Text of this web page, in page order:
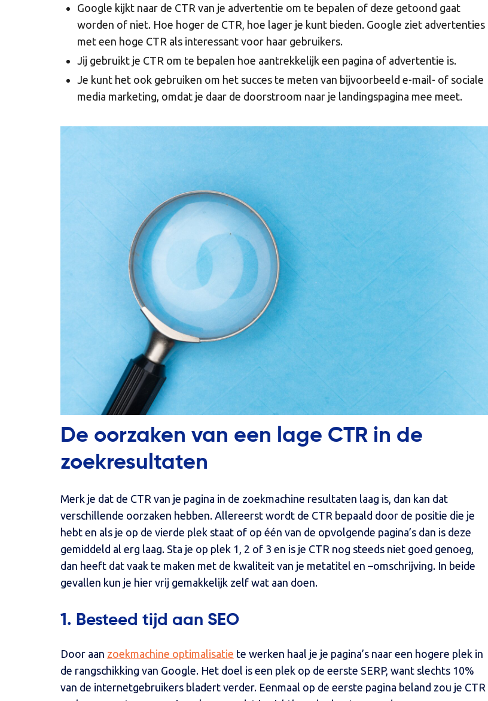
Google kijkt naar de CTR van je advertentie om te bepalen of deze getoond gaat
worden of niet. Hoe hoger de CTR, hoe lager je kunt bieden. Google ziet advertenties
met een hoge CTR als interessant voor haar gebruikers.
Jij gebruikt je CTR om te bepalen hoe aantrekkelijk een pagina of advertentie is.
Je kunt het ook gebruiken om het succes te meten van bijvoorbeeld e-mail- of sociale
media marketing, omdat je daar de doorstroom naar je landingspagina mee meet.
De oorzaken van een lage CTR in de
zoekresultaten
Merk je dat de CTR van je pagina in de zoekmachine resultaten laag is, dan kan dat
verschillende oorzaken hebben. Allereerst wordt de CTR bepaald door de positie die je
hebt en als je op de vierde plek staat of op één van de opvolgende pagina’s dan is deze
gemiddeld al erg laag. Sta je op plek 1, 2 of 3 en is je CTR nog steeds niet goed genoeg,
dan heeft dat vaak te maken met de kwaliteit van je metatitel en –omschrijving. In beide
gevallen kun je hier vrij gemakkelijk zelf wat aan doen.
1. Besteed tijd aan SEO
Door aan zoekmachine optimalisatie te werken haal je je pagina’s naar een hogere plek in
de rangschikking van Google. Het doel is een plek op de eerste SERP, want slechts 10%
van de internetgebruikers bladert verder. Eenmaal op de eerste pagina beland zou je CTR